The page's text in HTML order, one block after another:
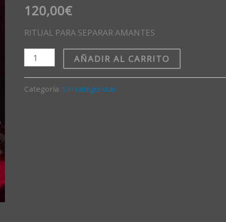
120,00€
RITUAL PARA SEPARAR AMANTES
AÑADIR AL CARRITO
Categoría: Sin categorizar